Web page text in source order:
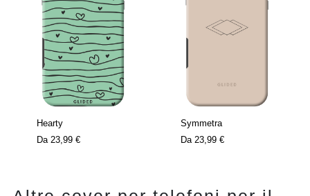
Hearty
Da 23,99 €
Symmetra
Da 23,99 €